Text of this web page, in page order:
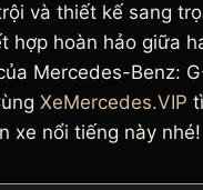
và thiết kế sang
hợp hoàn hảo giữa
Mercedes-Benz:
XeMercedes.VIP
xe nổi tiếng này nhé!